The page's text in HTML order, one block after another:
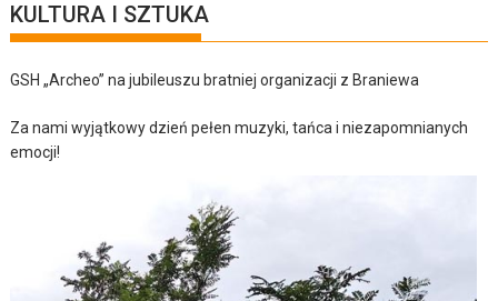
KULTURA I SZTUKA
GSH „Archeo” na jubileuszu bratniej organizacji z Braniewa
Za nami wyjątkowy dzień pełen muzyki, tańca i niezapomnianych
emocji!